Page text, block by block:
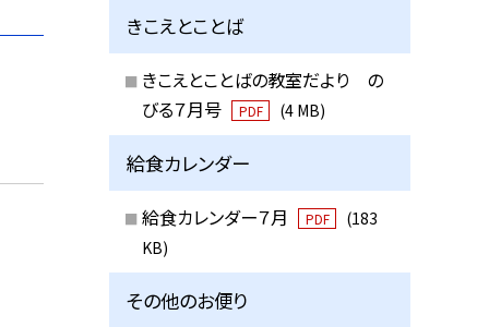
きこえとことば
きこえとことばの教室だより の
びる７月号
PDF (4 MB)
給食カレンダー
給食カレンダー７月 PDF
(183
KB)
その他のお便り